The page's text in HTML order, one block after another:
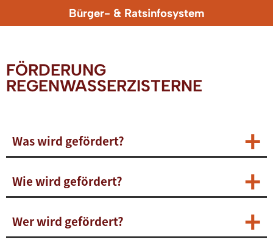
Bürger- & Ratsinfosystem
FÖRDERUNG
REGENWASSERZISTERNE
Was wird gefördert?
Wie wird gefördert?
Wer wird gefördert?